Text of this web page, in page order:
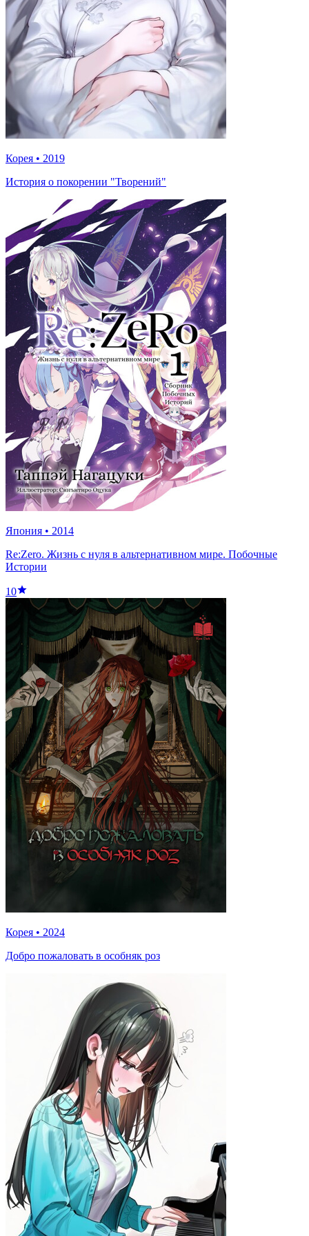
Корея • 2019
История о покорении "Творений"
Япония • 2014
Re:Zero. Жизнь с нуля в альтернативном мире. Побочные
Истории
10
Корея • 2024
Добро пожаловать в особняк роз